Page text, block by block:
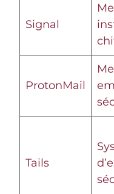
Signal
ProtonMail
Tails